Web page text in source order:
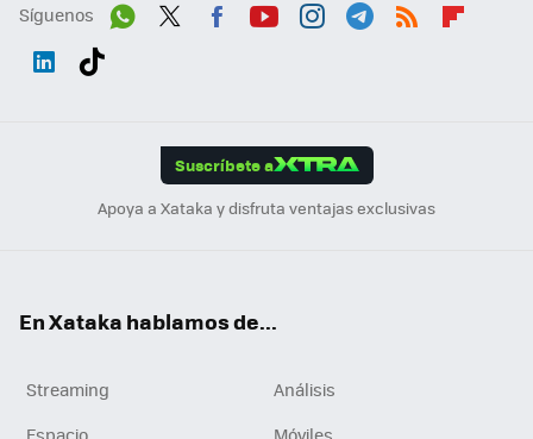
Síguenos
Suscríbete a
Apoya a Xataka y disfruta ventajas exclusivas
En Xataka hablamos de...
Streaming
Análisis
Espacio
Móviles